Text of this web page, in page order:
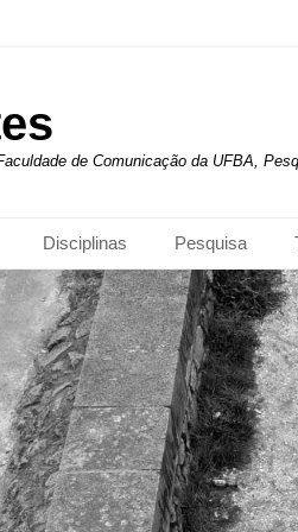
de Comunicação da UFBA,
Disciplinas Pesquisa